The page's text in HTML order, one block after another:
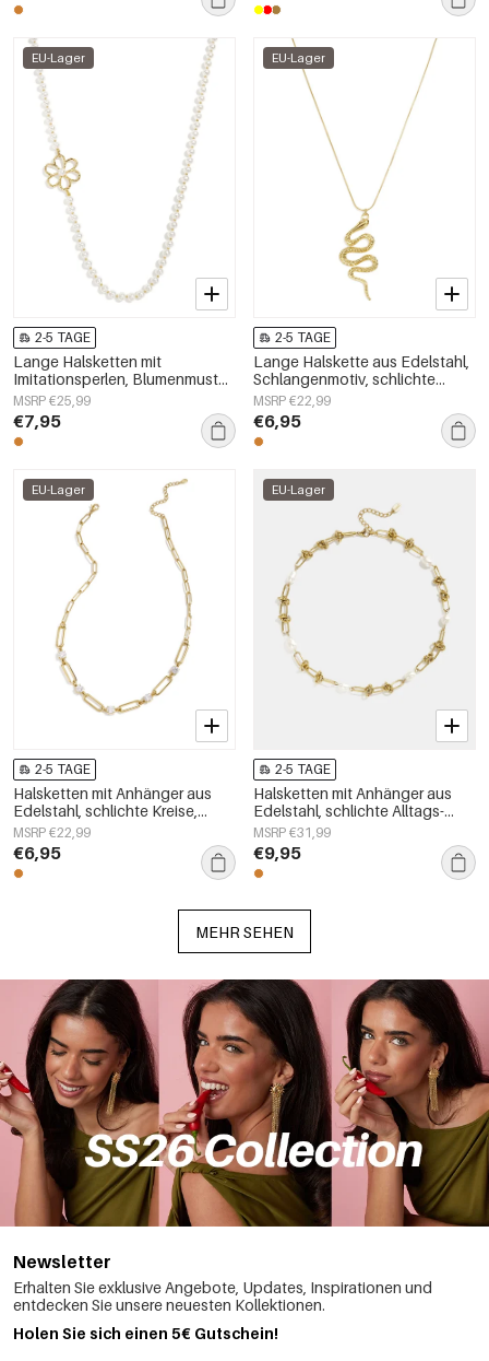
EU-Lager
2-5 TAGE
Lange Halsketten mit
Imitationsperlen, Blumenmuster,
schlichte und elegante
Damenschmuckserie
MSRP €25,99
€7,95
EU-Lager
2-5 TAGE
Lange Halskette aus Edelstahl,
Schlangenmotiv, schlichte
Alltags-Serie, Damenschmuck
MSRP €22,99
€6,95
EU-Lager
2-5 TAGE
Halsketten mit Anhänger aus
Edelstahl, schlichte Kreise,
Alltagsschmuck-Serie,
Damenschmuck
MSRP €22,99
€6,95
EU-Lager
2-5 TAGE
Halsketten mit Anhänger aus
Edelstahl, schlichte Alltags-
Serie, Damenschmuck
MSRP €31,99
€9,95
MEHR SEHEN
Newsletter
Erhalten Sie exklusive Angebote, Updates, Inspirationen und
entdecken Sie unsere neuesten Kollektionen.
Holen Sie sich einen 5€ Gutschein!